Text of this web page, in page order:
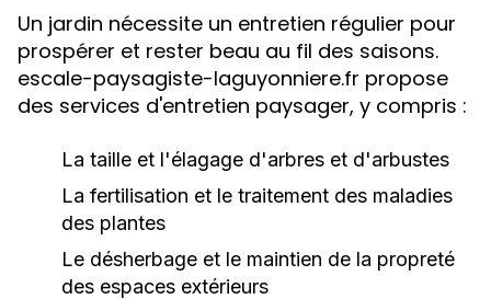
Un jardin nécessite un entretien régulier pour
prospérer et rester beau au fil des saisons.
escale-paysagiste-laguyonniere.fr propose
des services d'entretien paysager, y compris :
La taille et l'élagage d'arbres et d'arbustes
La fertilisation et le traitement des maladies
des plantes
Le désherbage et le maintien de la propreté
des espaces extérieurs